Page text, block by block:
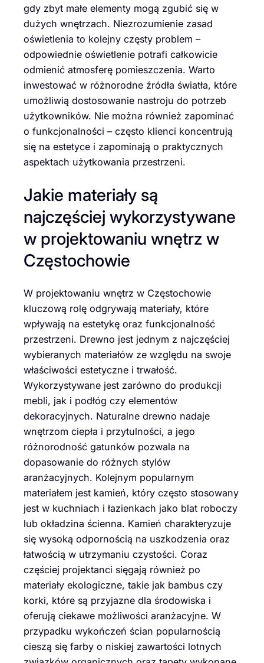
gdy zbyt małe elementy mogą zgubić się w
dużych wnętrzach. Niezrozumienie zasad
oświetlenia to kolejny częsty problem –
odpowiednie oświetlenie potrafi całkowicie
odmienić atmosferę pomieszczenia. Warto
inwestować w różnorodne źródła światła, które
umożliwią dostosowanie nastroju do potrzeb
użytkowników. Nie można również zapominać
o funkcjonalności – często klienci koncentrują
się na estetyce i zapominają o praktycznych
aspektach użytkowania przestrzeni.
Jakie materiały są
najczęściej wykorzystywane
w projektowaniu wnętrz w
Częstochowie
W projektowaniu wnętrz w Częstochowie
kluczową rolę odgrywają materiały, które
wpływają na estetykę oraz funkcjonalność
przestrzeni. Drewno jest jednym z najczęściej
wybieranych materiałów ze względu na swoje
właściwości estetyczne i trwałość.
Wykorzystywane jest zarówno do produkcji
mebli, jak i podłóg czy elementów
dekoracyjnych. Naturalne drewno nadaje
wnętrzom ciepła i przytulności, a jego
różnorodność gatunków pozwala na
dopasowanie do różnych stylów
aranżacyjnych. Kolejnym popularnym
materiałem jest kamień, który często stosowany
jest w kuchniach i łazienkach jako blat roboczy
lub okładzina ścienna. Kamień charakteryzuje
się wysoką odpornością na uszkodzenia oraz
łatwością w utrzymaniu czystości. Coraz
częściej projektanci sięgają również po
materiały ekologiczne, takie jak bambus czy
korki, które są przyjazne dla środowiska i
oferują ciekawe możliwości aranżacyjne. W
przypadku wykończeń ścian popularnością
cieszą się farby o niskiej zawartości lotnych